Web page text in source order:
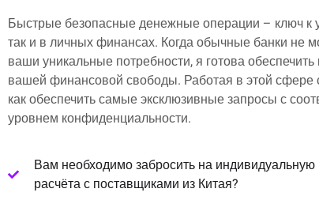
Быстрые безопасные денежные операции – ключ к
так и в личных финансах. Когда обычные банки не
ваши уникальные потребности, я готова
вашей финансовой свободы. Работая в этой сфере
как обеспечить самые эксклюзивные запросы с
уровнем конфиденциальности.
Вам необходимо забросить на индивидуальную
расчёта с поставщиками из Китая?